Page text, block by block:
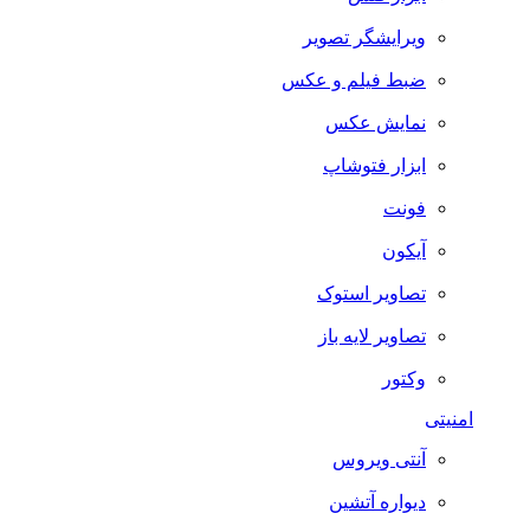
ویرایشگر تصویر
ضبط فيلم و عكس
نمایش عکس
ابزار فتوشاپ
فونت
آیکون
تصاویر استوک
تصاویر لایه باز
وکتور
آنتی ویروس
دیواره آتشین